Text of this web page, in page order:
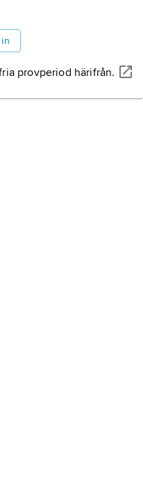
provperiod härifrån.